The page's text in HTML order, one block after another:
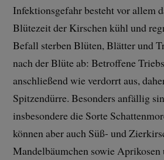
Infektionsgefahr besteht vor allem
Blütezeit der Kirschen kühl und
Befall sterben Blüten, Blätter und
nach der Blüte ab: Betroffene
anschließend wie verdorrt aus,
Spitzendürre. Besonders anfällig
insbesondere die Sorte
können aber auch Süß- und
Mandelbäumchen sowie